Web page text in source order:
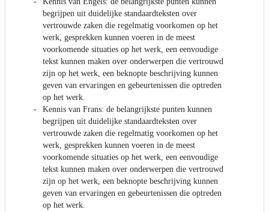
begrijpen uit duidelijke standaardteksten over
vertrouwde zaken die regelmatig voorkomen op het
werk, gesprekken kunnen voeren in de meest
voorkomende situaties op het werk, een eenvoudige
tekst kunnen maken over onderwerpen die vertrouwd
zijn op het werk, een beknopte beschrijving kunnen
geven van ervaringen en gebeurtenissen die optreden
op het werk.
Kennis van Frans: de belangrijkste punten kunnen
begrijpen uit duidelijke standaardteksten over
vertrouwde zaken die regelmatig voorkomen op het
werk, gesprekken kunnen voeren in de meest
voorkomende situaties op het werk, een eenvoudige
tekst kunnen maken over onderwerpen die vertrouwd
zijn op het werk, een beknopte beschrijving kunnen
geven van ervaringen en gebeurtenissen die optreden
op het werk.